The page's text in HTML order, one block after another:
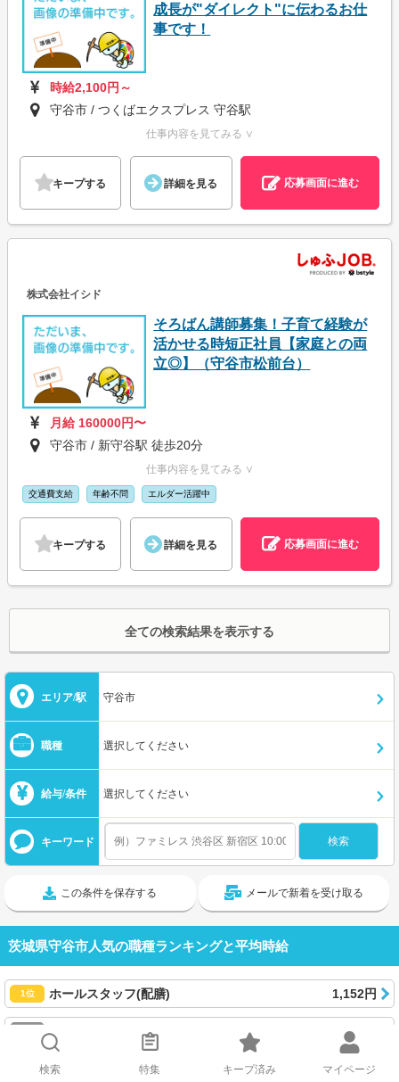
成長が"ダイレクト"に伝わるお仕
事です！
時給2,100円～
守谷市 / つくばエクスプレス 守谷駅
仕事内容を見てみる ∨
キープする 詳細を見る 応募画面に進む
株式会社イシド
そろばん講師募集！子育て経験が
活かせる時短正社員【家庭との両
立◎】（守谷市松前台）
月給 160000円〜
守谷市 / 新守谷駅 徒歩20分
仕事内容を見てみる ∨
交通費支給 年齢不問 エルダー活躍中
キープする 詳細を見る 応募画面に進む
全ての検索結果を表示する
エリア/駅 守谷市
職種 選択してください
給与/条件 選択してください
キーワード
この条件を保存する メールで新着を受け取る
茨城県守谷市人気の職種ランキングと平均時給
1位 ホールスタッフ(配膳) 1,152円
キッチンスタッフ 1,196円
看護師 1,370円
検索 特集 キープ済み マイページ